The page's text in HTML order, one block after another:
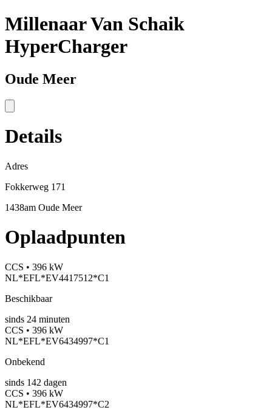
Millenaar Van Schaik
HyperCharger
Oude Meer
Details
Adres
Fokkerweg 171
1438am Oude Meer
Oplaadpunten
CCS • 396 kW
NL*EFL*EV4417512*C1
Beschikbaar
sinds 24 minuten
CCS • 396 kW
NL*EFL*EV6434997*C1
Onbekend
sinds 142 dagen
CCS • 396 kW
NL*EFL*EV6434997*C2